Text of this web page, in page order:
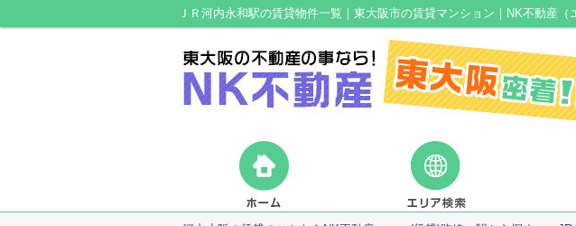
ＪＲ河内永和駅の賃貸物件一覧｜東大阪市の賃貸マンション｜NK不動産（